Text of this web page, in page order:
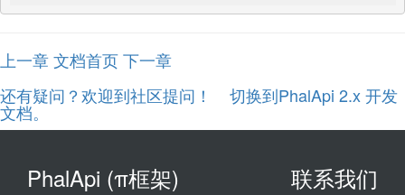
上一章文档首页下一章
还有疑问？欢迎到社区提问！
切换到PhalApi 2.x 开发
文档。
PhalApi (π框架) 联系我们